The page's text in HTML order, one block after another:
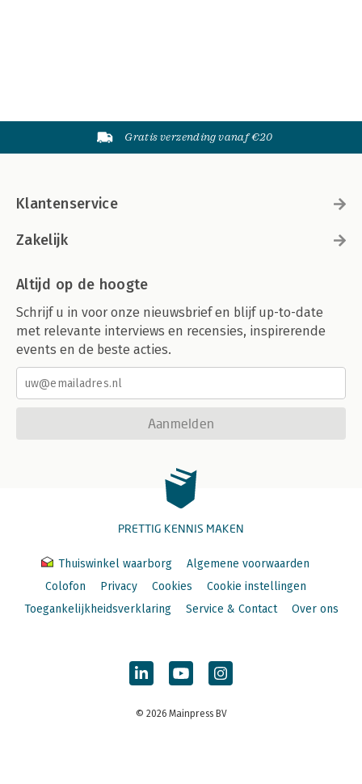
Gratis verzending vanaf €20
Klantenservice
Zakelijk
Altijd op de hoogte
Schrijf u in voor onze nieuwsbrief en blijf up-to-date
met relevante interviews en recensies, inspirerende
events en de beste acties.
Aanmelden
PRETTIG KENNIS MAKEN
Thuiswinkel waarborg
Algemene voorwaarden
Colofon
Privacy Cookies
Cookie instellingen
Toegankelijkheidsverklaring
Service & Contact Over ons
© 2026 Mainpress BV